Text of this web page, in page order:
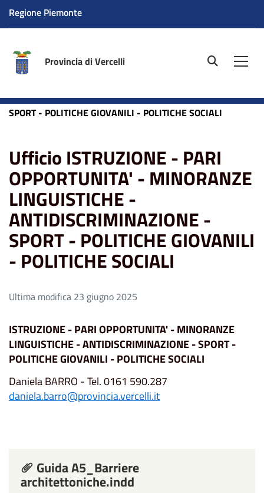
Regione Piemonte
Provincia di Vercelli site.searc
MINORANZE LINGUISTICHE - ANTIDISCRIMINAZIONE -
SPORT - POLITICHE GIOVANILI - POLITICHE SOCIALI
Ufficio ISTRUZIONE - PARI
OPPORTUNITA' - MINORANZE
LINGUISTICHE -
ANTIDISCRIMINAZIONE -
SPORT - POLITICHE GIOVANILI
- POLITICHE SOCIALI
Ultima modifica 23 giugno 2025
ISTRUZIONE - PARI OPPORTUNITA' - MINORANZE
LINGUISTICHE - ANTIDISCRIMINAZIONE - SPORT -
POLITICHE GIOVANILI - POLITICHE SOCIALI
Daniela BARRO - Tel. 0161 590.287
daniela.barro@provincia.vercelli.it
Guida A5_Barriere
architettoniche.indd